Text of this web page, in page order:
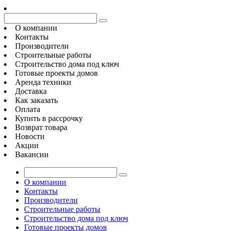
О компании
Контакты
Производители
Строительные работы
Строительство дома под ключ
Готовые проекты домов
Аренда техники
Доставка
Как заказать
Оплата
Купить в рассрочку
Возврат товара
Новости
Акции
Вакансии
О компании
Контакты
Производители
Строительные работы
Строительство дома под ключ
Готовые проекты домов